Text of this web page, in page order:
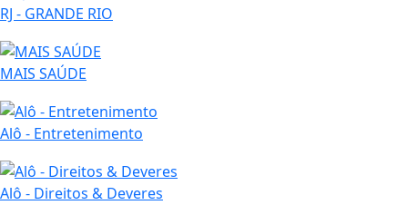
RJ - GRANDE RIO
MAIS SAÚDE
Alô - Entretenimento
Alô - Direitos & Deveres